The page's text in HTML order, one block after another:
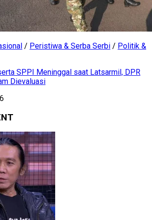
/ Peristiwa & Serba Serbi / Politik &
SPPI Meninggal saat Latsarmil, DPR
Dievaluasi